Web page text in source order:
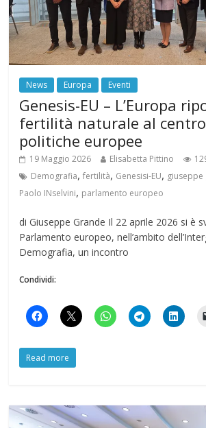
News Europa Eventi
Genesis-EU – L’Europa
fertilità naturale al
politiche europee
19 Maggio 2026 Elisabetta Pittino
Demografia,fertilità, Genesisi-EU, giuseppe
Paolo INselvini, parlamento europeo
di Giuseppe Grande Il 22 aprile 2026 si è
Parlamento europeo, nell’ambito
Demografia, un incontro
Condividi:
Read more